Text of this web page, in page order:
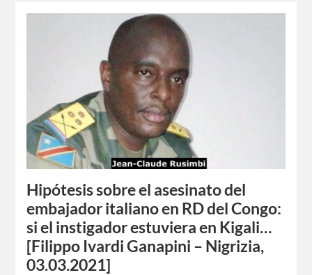
Hipótesis sobre el asesinato del
embajador italiano en RD del Congo:
si el instigador estuviera en Kigali…
[Filippo Ivardi Ganapini – Nigrizia,
03.03.2021]